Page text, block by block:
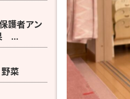
護者アン
...
菜